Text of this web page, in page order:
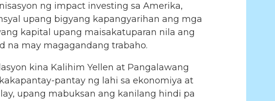
ng impact investing sa Amerika,
upang bigyang kapangyarihan ang mga
kapital upang maisakatuparan nila ang
na may magagandang trabaho.
kina Kalihim Yellen at Pangalawang
pantay ng lahi sa ekonomiya at
upang mabuksan ang kanilang hindi pa